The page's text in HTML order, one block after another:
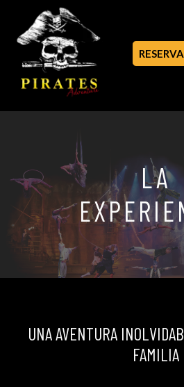
LA
UNA AVENTURA
FAMILIA